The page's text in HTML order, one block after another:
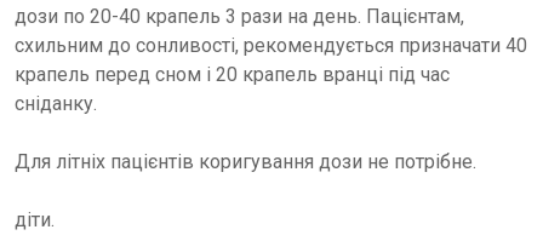
дози по 20-40 крапель 3 рази на день. Пацієнтам,
схильним до сонливості, рекомендується призначати 40
крапель перед сном і 20 крапель вранці під час
сніданку.
Для літніх пацієнтів коригування дози не потрібне.
діти.